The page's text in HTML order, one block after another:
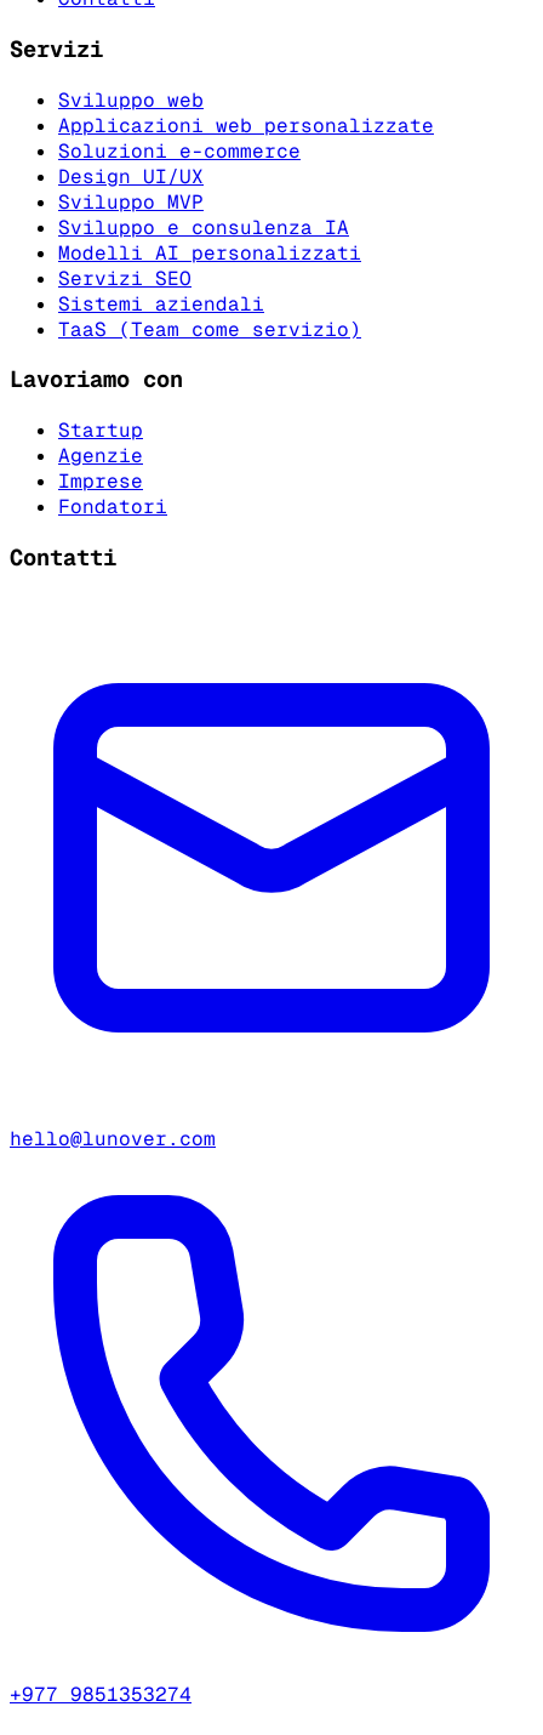
Servizi
Sviluppo web
Applicazioni web personalizzate
Soluzioni e-commerce
Design UI/UX
Sviluppo MVP
Sviluppo e consulenza IA
Modelli AI personalizzati
Servizi SEO
Sistemi aziendali
TaaS (Team come servizio)
Lavoriamo con
Startup
Agenzie
Imprese
Fondatori
Contatti
hello@lunover.com
+977 9851353274